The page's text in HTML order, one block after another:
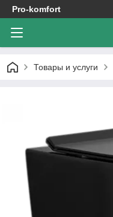
Pro-komfort
Товары и услуги